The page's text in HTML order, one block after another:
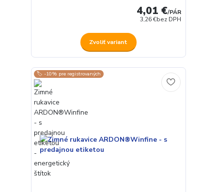
4,01 €/PÁR
3,26 €bez DPH
Zvoliť variant
🏷️ -10% pre registrovaných